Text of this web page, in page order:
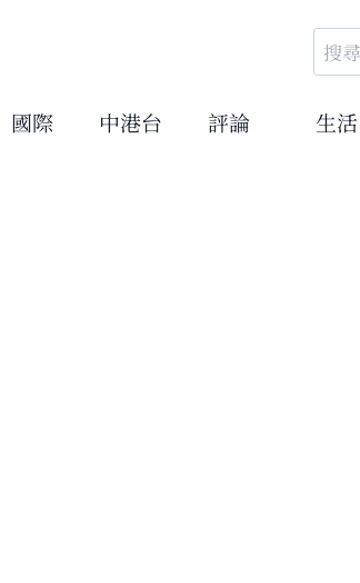
搜
尋
鍵
國際 中港台 評論 生活